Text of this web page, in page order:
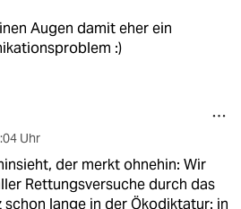
Augen damit eher ein
:)
Uhr
der merkt ohnehin: Wir
Rettungsversuche durch das
schon lange in der Ökodiktatur: in